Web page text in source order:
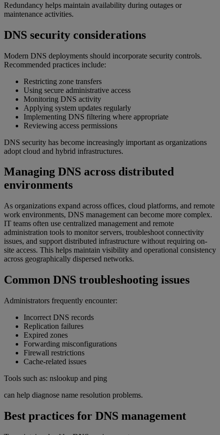
Redundancy helps maintain availability during outages or
maintenance activities.
DNS security considerations
Modern DNS deployments should incorporate security controls.
Recommended practices include:
Restricting zone transfers
Using secure administrative access
Monitoring DNS activity
Applying system updates regularly
Implementing DNS filtering where appropriate
Reviewing access permissions
DNS security has become increasingly important as organizations
adopt cloud and hybrid infrastructures.
Managing DNS across distributed
environments
As organizations expand across offices, cloud platforms, and remote
work environments, DNS management can become more complex.
IT teams often use centralized management and remote
administration tools to monitor servers, troubleshoot connectivity
issues, and support distributed infrastructure without requiring on-
site access. This helps maintain visibility and operational consistency
across geographically dispersed networks.
Common DNS troubleshooting issues
Administrators frequently encounter:
Incorrect DNS records
Replication failures
Expired zones
Forwarding misconfigurations
Firewall restrictions
Cache-related issues
Tools such as: nslookup and ping
can help diagnose name resolution problems.
Best practices for DNS management